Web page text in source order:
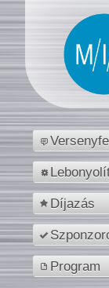
Díjazás
Program